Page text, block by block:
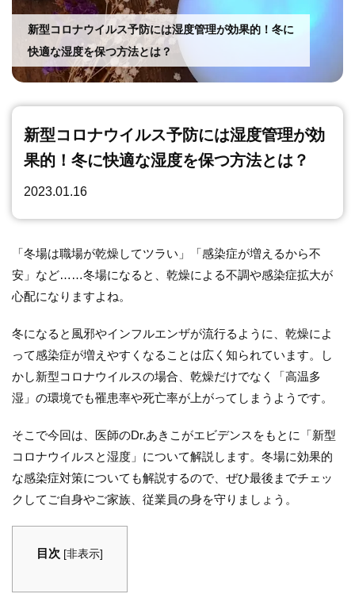
新型コロナウイルス予防には湿度管理が効果的！冬に
快適な湿度を保つ方法とは？
新型コロナウイルス予防には湿度管理が効
果的！冬に快適な湿度を保つ方法とは？
2023.01.16
「冬場は職場が乾燥してツラい」「感染症が増えるから不
安」など……冬場になると、乾燥による不調や感染症拡大が
心配になりますよね。
冬になると風邪やインフルエンザが流行るように、乾燥によ
って感染症が増えやすくなることは広く知られています。し
かし新型コロナウイルスの場合、乾燥だけでなく「高温多
湿」の環境でも罹患率や死亡率が上がってしまうようです。
そこで今回は、医師のDr.あきこがエビデンスをもとに「新型
コロナウイルスと湿度」について解説します。冬場に効果的
な感染症対策についても解説するので、ぜひ最後までチェッ
クしてご自身やご家族、従業員の身を守りましょう。
目次 [非表示]